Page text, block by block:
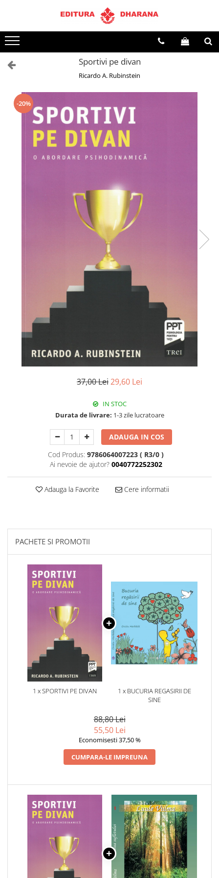
Toate Produsele
CARTI EDITURA DHARANA
OFERTE LA PACHET
Terapii
Dietoterapie
Dezvoltare personala
Spiritualitate
AUDIOBOOK
Sportivi pe divan
Ricardo A. Rubinstein
-20%
37,00 Lei29,60 Lei
IN STOC
Durata de livrare: 1-3 zile lucratoare
ADAUGA IN COS
Cod Produs: 9786064007223 ( R3/0 )
Ai nevoie de ajutor? 0040772252302
Adauga la Favorite Cere informatii
PACHETE SI PROMOTII
1 x SPORTIVI PE DIVAN
1 x BUCURIA REGASIRII DE
SINE
88,80 Lei
55,50 Lei
Economisesti 37,50 %
CUMPARA-LE IMPREUNA